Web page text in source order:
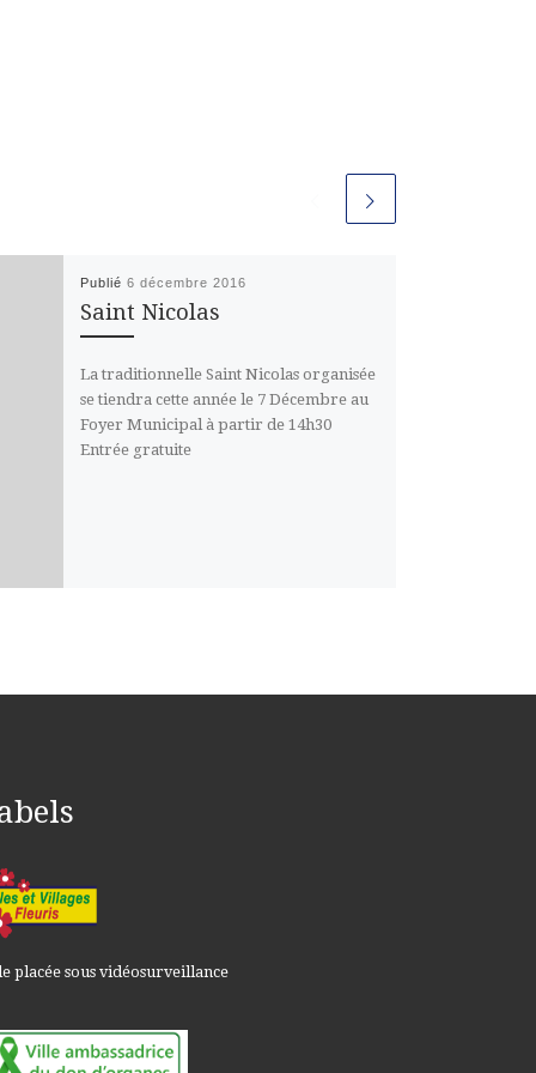
Publié 6 décembre 2016
Saint Nicolas
La traditionnelle Saint Nicolas organisée
se tiendra cette année le 7 Décembre au
Foyer Municipal à partir de 14h30
Entrée gratuite
placée sous vidéosurveillance